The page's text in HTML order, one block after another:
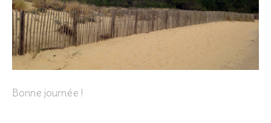
Bonne journée !